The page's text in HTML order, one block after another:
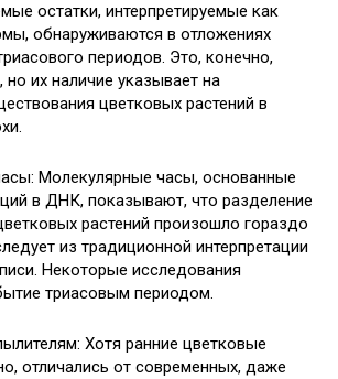
остатки, интерпретируемые как
обнаруживаются в отложениях
периодов. Это, конечно,
их наличие указывает на
цветковых растений в
Молекулярные часы, основанные
в ДНК, показывают, что разделение
растений произошло гораздо
из традиционной интерпретации
Некоторые исследования
триасовым периодом.
Хотя ранние цветковые
отличались от современных, даже